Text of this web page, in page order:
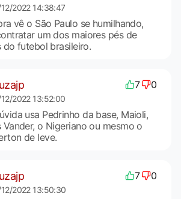
2022 14:38:47
vê o São Paulo se humilhando,
um dos maiores pés de
do futebol brasileiro.
7 0
2022 13:52:00
usa Pedrinho da base, Maioli,
Vander, o Nigeriano ou mesmo o
de leve.
7 0
2022 13:50:30